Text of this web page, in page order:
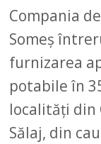
Compania
Someș
furnizarea
potabile în
localități din
Sălaj, din